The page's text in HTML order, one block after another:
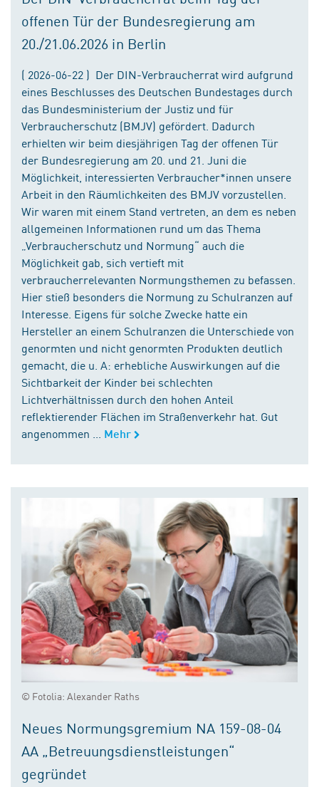
offenen Tür der Bundesregierung am
20./21.06.2026 in Berlin
( 2026-06-22 ) Der DIN-Verbraucherrat wird aufgrund
eines Beschlusses des Deutschen Bundestages durch
das Bundesministerium der Justiz und für
Verbraucherschutz (BMJV) gefördert. Dadurch
erhielten wir beim diesjährigen Tag der offenen Tür
der Bundesregierung am 20. und 21. Juni die
Möglichkeit, interessierten Verbraucher*innen unsere
Arbeit in den Räumlichkeiten des BMJV vorzustellen.
Wir waren mit einem Stand vertreten, an dem es neben
allgemeinen Informationen rund um das Thema
„Verbraucherschutz und Normung“ auch die
Möglichkeit gab, sich vertieft mit
verbraucherrelevanten Normungsthemen zu befassen.
Hier stieß besonders die Normung zu Schulranzen auf
Interesse. Eigens für solche Zwecke hatte ein
Hersteller an einem Schulranzen die Unterschiede von
genormten und nicht genormten Produkten deutlich
gemacht, die u. A: erhebliche Auswirkungen auf die
Sichtbarkeit der Kinder bei schlechten
Lichtverhältnissen durch den hohen Anteil
reflektierender Flächen im Straßenverkehr hat. Gut
angenommen ...
Mehr
© Fotolia: Alexander Raths
Neues Normungsgremium NA 159-08-04
AA „Betreuungsdienstleistungen“
gegründet